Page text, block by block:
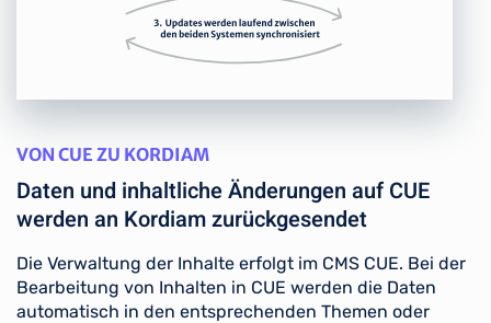
VON CUE ZU KORDIAM
Daten und inhaltliche Änderungen auf CUE
werden an Kordiam zurückgesendet
Die Verwaltung der Inhalte erfolgt im CMS CUE. Bei der
Bearbeitung von Inhalten in CUE werden die Daten
automatisch in den entsprechenden Themen oder